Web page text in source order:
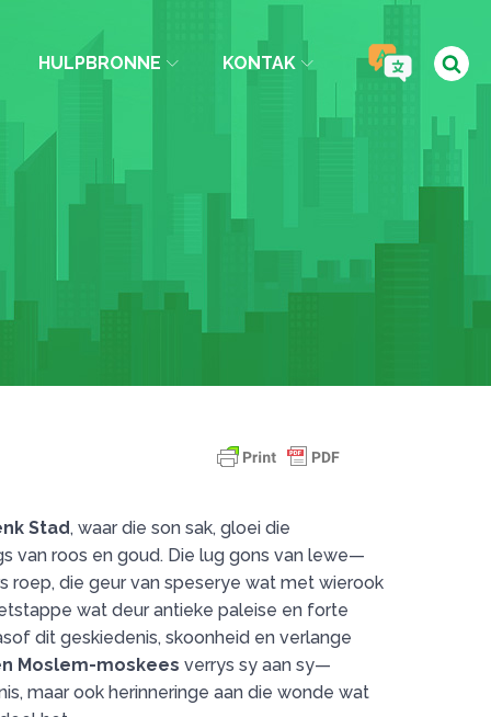
HULPBRONNE KONTAK
Stad, waar die son sak, gloei die
van roos en goud. Die lug gons van lewe—
roep, die geur van speserye wat met wierook
wat deur antieke paleise en forte
dit geskiedenis, skoonheid en verlange
Moslem-moskees verrys sy aan sy—
maar ook herinneringe aan die wonde wat